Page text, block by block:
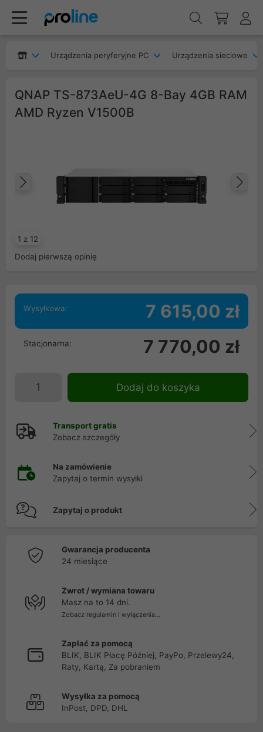
Urządzenia peryferyjne PC Urządzenia sieciowe
QNAP TS-873AeU-4G 8-Bay 4GB RAM
AMD Ryzen V1500B
1 z 12
Poprzedni
Dodaj pierwszą opinię
Wysyłkowa: 7 615,00 zł
Stacjonarna: 7 770,00 zł
Dodaj do koszyka
Transport gratis
Zobacz szczegóły
Na zamówienie
Zapytaj o termin wysyłki
Zapytaj o produkt
Gwarancja producenta
24 miesiące
Zwrot / wymiana towaru
Masz na to 14 dni.
Zobacz regulamin i wyłączenia...
Zapłać za pomocą
BLIK, BLIK Płacę Później, PayPo, Przelewy24,
Raty, Kartą, Za pobraniem
Wysyłka za pomocą
InPost, DPD, DHL